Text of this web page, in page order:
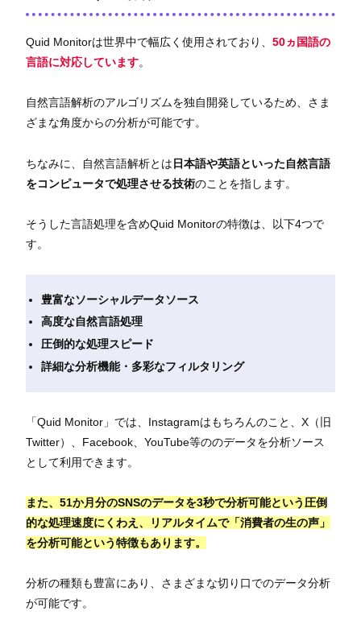
Quid Monitorは世界中で幅広く使用されており、 50ヵ国語の
言語に対応しています。
自然言語解析のアルゴリズムを独自開発しているため、さま
ざまな角度からの分析が可能です。
ちなみに、自然言語解析とは日本語や英語といった自然言語
をコンピュータで処理させる技術のことを指します。
そうした言語処理を含めQuid Monitorの特徴は、以下4つで
す。
豊富なソーシャルデータソース
高度な自然言語処理
圧倒的な処理スピード
詳細な分析機能・多彩なフィルタリング
「Quid Monitor」では、Instagramはもちろんのこと、X（旧
Twitter）、Facebook、YouTube等ののデータを分析ソース
として利用できます。
また、51か月分のSNSのデータを3秒で分析可能という圧倒
的な処理速度にくわえ、リアルタイムで「消費者の生の声」
を分析可能という特徴もあります。
分析の種類も豊富にあり、さまざまな切り口でのデータ分析
が可能です。